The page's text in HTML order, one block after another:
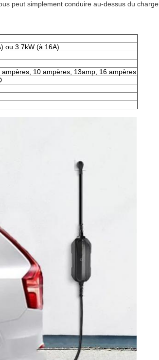
peut simplement conduire au-dessus du
ou 3.7kW (à 16A)
10 ampères, 13amp, 16 ampères